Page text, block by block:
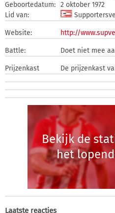
Geboortedatum: 2 oktober 1972
Lid van:
Website: http://
Battle: Doet niet mee
Prijzenkast De prijzenkast
Bekijk de
het
Laatste reacties